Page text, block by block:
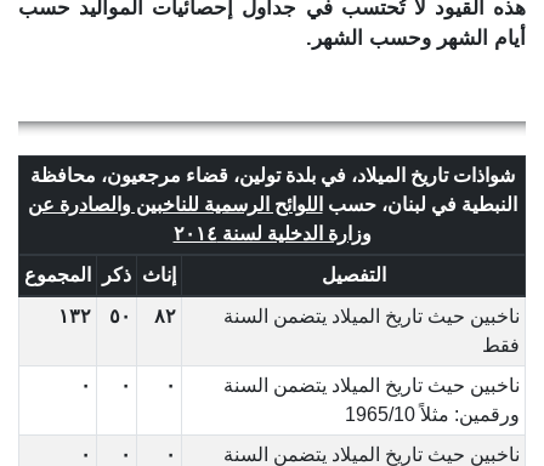
هذه القيود لا تُحتسب في جداول إحصائيات المواليد حسب
أيام الشهر وحسب الشهر.
شواذات تاريخ الميلاد، في بلدة تولين، قضاء مرجعيون، محافظة
النبطية في لبنان، حسب اللوائح الرسمية للناخبين والصادرة عن
وزارة الدخلية لسنة ٢٠١٤
التفصيل
إناث ذكر
المجموع
ناخبين حيث تاريخ الميلاد يتضمن السنة
فقط
٨٢ ٥٠ ١٣٢
ناخبين حيث تاريخ الميلاد يتضمن السنة
ورقمين: مثلاً 1965/10
٠ ٠ ٠
ناخبين حيث تاريخ الميلاد يتضمن السنة
٠ ٠ ٠